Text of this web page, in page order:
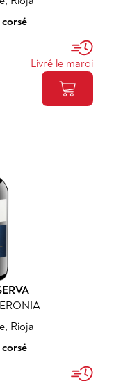
Livré le mardi
, Rioja